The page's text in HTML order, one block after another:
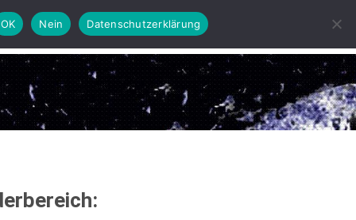
OK Nein Datenschutzerklärung